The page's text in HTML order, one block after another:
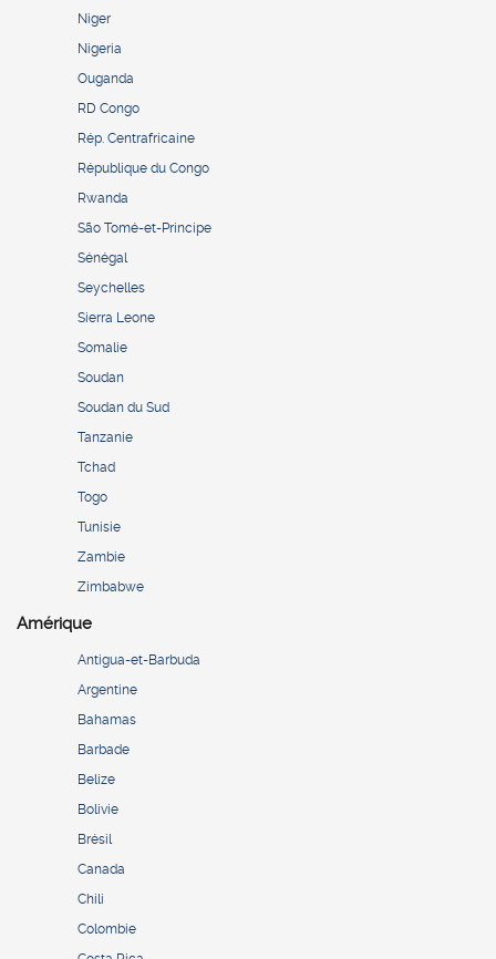
Niger
Nigeria
Ouganda
RD Congo
Rép. Centrafricaine
République du Congo
Rwanda
São Tomé-et-Principe
Sénégal
Seychelles
Sierra Leone
Somalie
Soudan
Soudan du Sud
Tanzanie
Tchad
Togo
Tunisie
Zambie
Zimbabwe
Amérique
Antigua-et-Barbuda
Argentine
Bahamas
Barbade
Belize
Bolivie
Brésil
Canada
Chili
Colombie